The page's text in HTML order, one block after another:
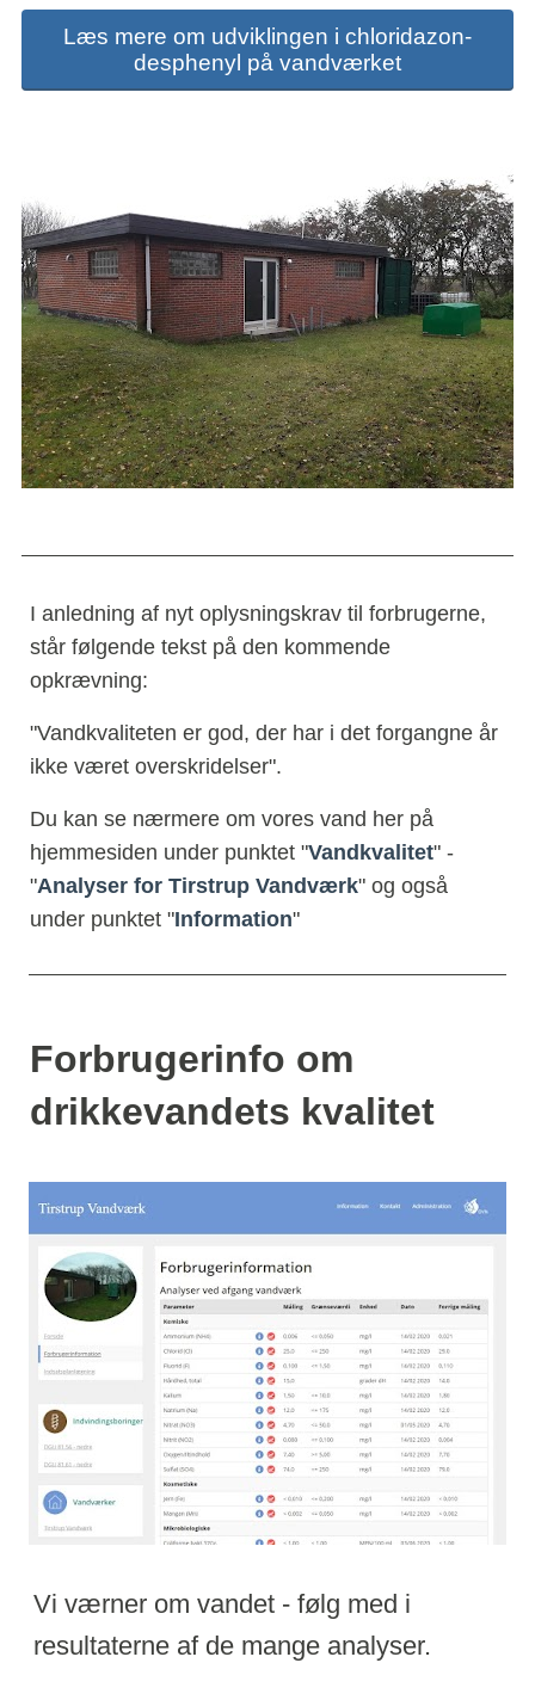
Læs mere om udviklingen i chloridazon-
desphenyl på vandværket
I anledning af nyt oplysningskrav til forbrugerne,
står følgende tekst på den kommende
opkrævning:
"Vandkvaliteten er god, der har i det forgangne år
ikke været overskridelser".
Du kan se nærmere om vores vand her på
hjemmesiden under punktet "Vandkvalitet" -
"Analyser for Tirstrup Vandværk" og også
under punktet "Information"
Forbrugerinfo om
drikkevandets kvalitet
Vi værner om vandet - følg med i
resultaterne af de mange analyser.